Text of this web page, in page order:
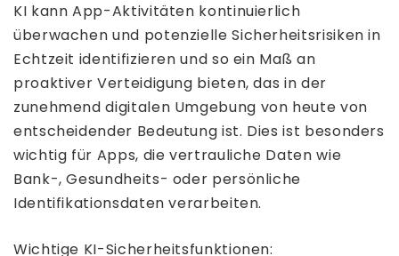
KI kann App-Aktivitäten kontinuierlich
überwachen und potenzielle Sicherheitsrisiken in
Echtzeit identifizieren und so ein Maß an
proaktiver Verteidigung bieten, das in der
zunehmend digitalen Umgebung von heute von
entscheidender Bedeutung ist. Dies ist besonders
wichtig für Apps, die vertrauliche Daten wie
Bank-, Gesundheits- oder persönliche
Identifikationsdaten verarbeiten.
Wichtige KI-Sicherheitsfunktionen: